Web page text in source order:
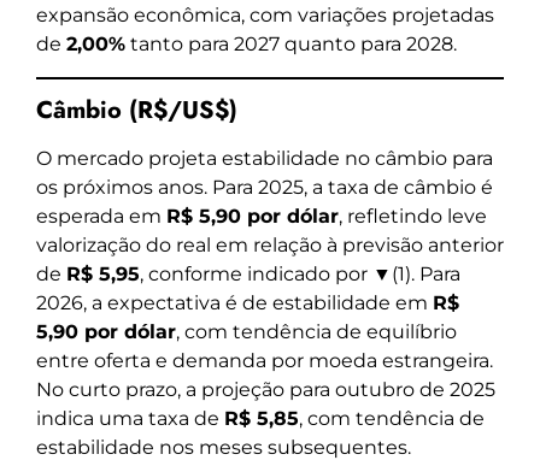
expansão econômica, com variações projetadas
de 2,00% tanto para 2027 quanto para 2028.
Câmbio (R$/US$)
O mercado projeta estabilidade no câmbio para
os próximos anos. Para 2025, a taxa de câmbio é
esperada em R$ 5,90 por dólar, refletindo leve
valorização do real em relação à previsão anterior
de R$ 5,95, conforme indicado por ▼(1). Para
2026, a expectativa é de estabilidade em R$
5,90 por dólar, com tendência de equilíbrio
entre oferta e demanda por moeda estrangeira.
No curto prazo, a projeção para outubro de 2025
indica uma taxa de R$ 5,85, com tendência de
estabilidade nos meses subsequentes.